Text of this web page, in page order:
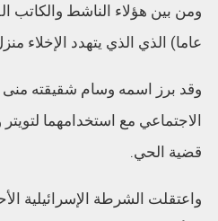
عاما) الذي الذي يتهدد الإخلاء
وقد برز اسمه وسام شقيقته منى
الاجتماعي مع استخدامهما
قضية الحي.
واعتقلت الشرطة الإسرائيلية